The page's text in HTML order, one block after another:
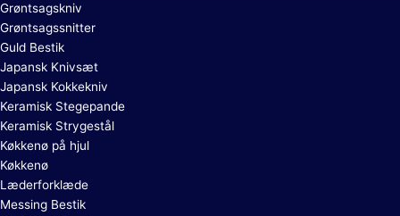
Grøntsagskniv
Grøntsagssnitter
Guld Bestik
Japansk Knivsæt
Japansk Kokkekniv
Keramisk Stegepande
Keramisk Strygestål
Køkkenø på hjul
Køkkenø
Læderforklæde
Messing Bestik